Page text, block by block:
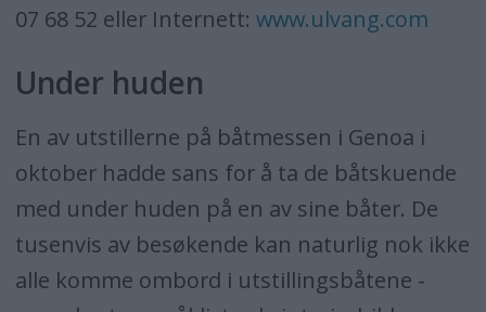
07 68 52 eller Internett: www.ulvang.com
Under huden
En av utstillerne på båtmessen i Genoa i
oktober hadde sans for å ta de båtskuende
med under huden på en av sine båter. De
tusenvis av besøkende kan naturlig nok ikke
alle komme ombord i utstillingsbåtene -